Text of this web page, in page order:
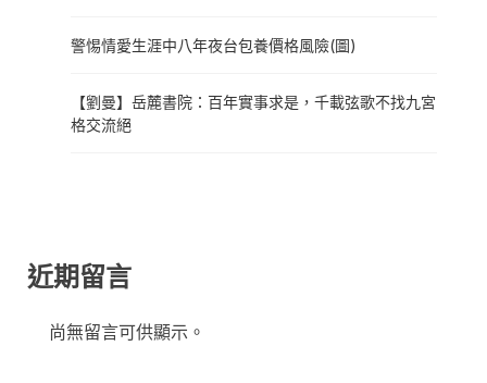
警惕情愛生涯中八年夜台包養價格風險(圖)
【劉曼】岳麓書院：百年實事求是，千載弦歌不找九宮
格交流絕
近期留言
尚無留言可供顯示。